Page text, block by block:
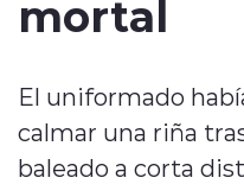
mortal
El uniformado
calmar una riña
baleado a corta